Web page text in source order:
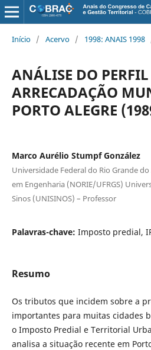
Início / Acervo / 1998: ANAIS 1998
ANÁLISE DO
ARRECADAÇÃO
PORTO ALEGRE
Marco Aurélio Stumpf González
Universidade Federal do Rio Grande
em Engenharia (NORIE/UFRGS)
Sinos (UNISINOS) – Professor
Palavras-chave: Imposto predial,
Resumo
Os tributos que incidem sobre a
importantes para muitas cidades
o Imposto Predial e Territorial
analisa a situação recente em